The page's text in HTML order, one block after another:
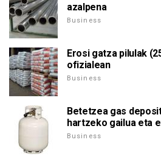
azalpena
Business
Erosi gatza pilulak
ofizialean
Business
Betetzea gas
hartzeko gailua eta
Business